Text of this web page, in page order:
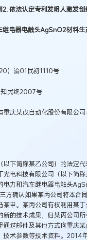
2. 依法认定专利发明人激发创
电器电触头AgSnO2材料生
）渝01民初1110号
民终2007号
庆某戊自动化股份有限公
下简称某乙公司）的法定
电科技有限公司（以下简
力和汽车继电器电触头
方确认如果某丙公司将本合
甲。某丙公司有权利用某
的技术成果，归某丙公司
过邮件及其他方式向重庆
技术参数等技术资料。2014